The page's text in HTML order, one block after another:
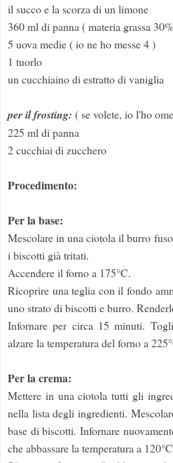
il succo e la scorza di un limone
360 ml di panna ( materia grassa
5 uova medie ( io ne ho messe 4 )
1 tuorlo
un cucchiaino di estratto di vaniglia
per il frosting: ( se volete, io l'ho
225 ml di panna
2 cucchiai di zucchero
Procedimento:
Per la base:
Mescolare in una ciotola il burro
i biscotti già tritati.
Accendere il forno a 175°C.
Ricoprire una teglia con il fondo
uno strato di biscotti e burro.
Infornare per circa 15 minuti.
alzare la temperatura del forno a
Per la crema:
Mettere in una ciotola tutti gli
nella lista degli ingredienti.
base di biscotti. Infornare
che abbassare la temperatura a